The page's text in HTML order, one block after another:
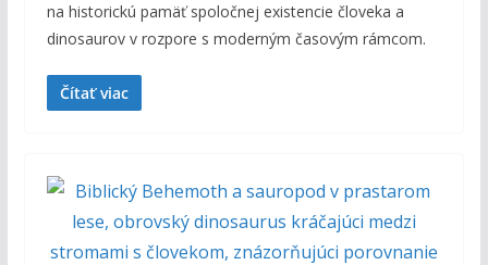
na historickú pamäť spoločnej existencie človeka a
dinosaurov v rozpore s moderným časovým rámcom.
Čítať viac